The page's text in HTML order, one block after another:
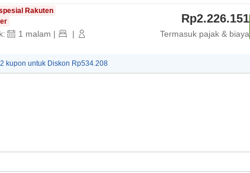
Rakuten
1 malam | |
Rp2.226.151
Termasuk pajak & biaya
kupon untuk Diskon Rp534.208